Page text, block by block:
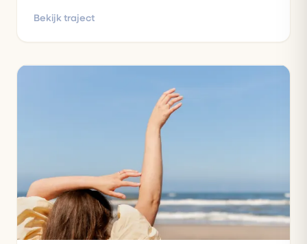
Bekijk traject